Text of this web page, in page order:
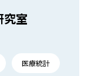
究室
医療統計